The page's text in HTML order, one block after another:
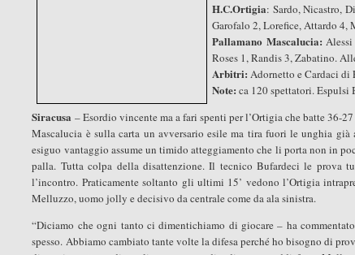
H.C.Ortigia: Sardo, Nicastro,
Garofalo 2, Lorefice, Attardo
Pallamano Mascalucia:
Roses 1, Randis 3, Zabatino.
Arbitri:Adornetto e Cardaci di
Note: ca 120 spettatori.
Siracusa – Esordio vincente ma a fari spenti per l’Ortigia che batte 36-
Mascalucia è sulla carta un avversario esile ma tira fuori le unghia
esiguo vantaggio assume un timido atteggiamento che li porta non in
palla. Tutta colpa della disattenzione. Il tecnico Bufardeci le prova
l’incontro. Praticamente soltanto gli ultimi 15’ vedono l’Ortigia
Melluzzo, uomo jolly e decisivo da centrale come da ala sinistra.
“Diciamo che ogni tanto ci dimentichiamo di giocare – ha
spesso. Abbiamo cambiato tante volte la difesa perché ho bisogno di